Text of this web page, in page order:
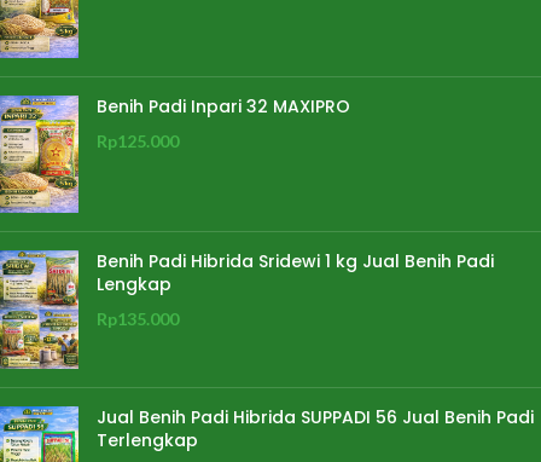
Benih Padi Inpari 32 MAXIPRO
Rp125.000
Benih Padi Hibrida Sridewi 1 kg Jual Benih Padi
Lengkap
Rp135.000
Jual Benih Padi Hibrida SUPPADI 56 Jual Benih Padi
Terlengkap